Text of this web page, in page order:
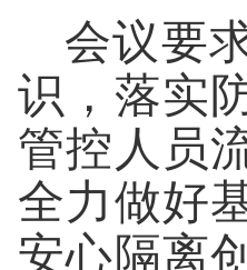
会议要
识，落实
管控人员
全力做好
安心隔离